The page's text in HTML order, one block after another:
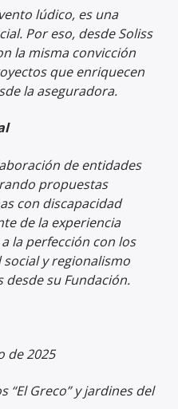
lúdico, es una
Por eso, desde Soliss
la misma convicción
que enriquecen
la aseguradora.
de entidades
propuestas
con discapacidad
de la experiencia
la perfección con los
y regionalismo
desde su Fundación.
de 2025
“El Greco” y jardines del